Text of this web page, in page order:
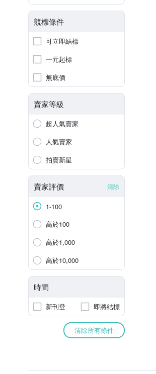
競標條件
可立即結標
一元起標
無底價
賣家等級
超人氣賣家
人氣賣家
拍賣新星
賣家評價 清除
1-100
高於100
高於1,000
高於10,000
時間
新刊登 即將結標
清除所有條件